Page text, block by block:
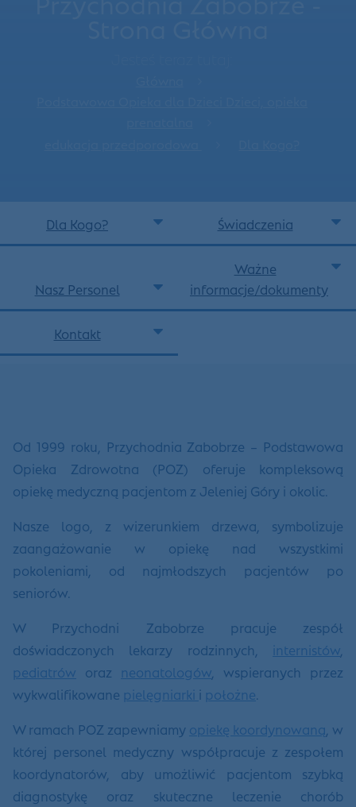
Dla Kogo? Świadczenia
Nasz Personel
Ważne
informacje/dokumenty
Kontakt
Od 1999 roku, Przychodnia Zabobrze – Podstawowa
Opieka Zdrowotna (POZ) oferuje kompleksową
opiekę medyczną pacjentom z Jeleniej Góry i okolic.
Nasze logo, z wizerunkiem drzewa, symbolizuje
zaangażowanie w opiekę nad wszystkimi
pokoleniami, od najmłodszych pacjentów po
seniorów.
W Przychodni Zabobrze pracuje zespół
doświadczonych lekarzy rodzinnych, internistów
pediatrów oraz neonatologów , wspieranych przez
wykwalifikowane pielęgniarki i położne
W ramach POZ zapewniamy opiekę koordynowaną , w
której personel medyczny współpracuje z zespołem
koordynatorów, aby umożliwić pacjentom szybką
diagnostykę oraz skuteczne leczenie chorób